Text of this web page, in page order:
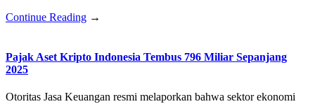
Continue Reading →
Pajak Aset Kripto Indonesia Tembus 796 Miliar Sepanjang
2025
Otoritas Jasa Keuangan resmi melaporkan bahwa sektor ekonomi